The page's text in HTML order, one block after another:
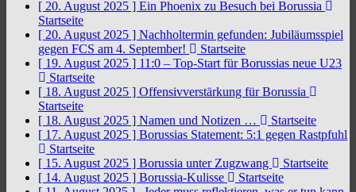
[ 20. August 2025 ] Ein Phoenix zu Besuch bei Borussia
Startseite
[ 20. August 2025 ] Nachholtermin gefunden: Jubiläumsspiel
gegen FCS am 4. September!
Startseite
[ 19. August 2025 ] 11:0 – Top-Start für Borussias neue U23
Startseite
[ 18. August 2025 ] Offensivverstärkung für Borussia
Startseite
[ 18. August 2025 ] Namen und Notizen …
Startseite
[ 17. August 2025 ] Borussias Statement: 5:1 gegen Rastpfuhl
Startseite
[ 15. August 2025 ] Borussia unter Zugzwang
Startseite
[ 14. August 2025 ] Borussia-Kulisse
Startseite